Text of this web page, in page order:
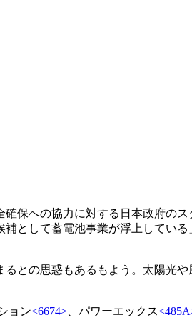
保への協力に対する日本政府の
として蓄電池事業が浮上している
との思惑もあるもよう。太陽光
ョン<6674> 、パワーエックス